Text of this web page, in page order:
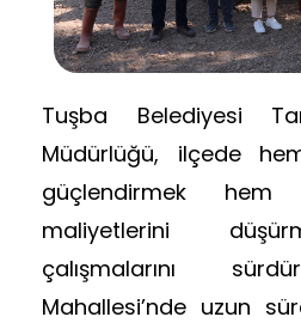
Tuşba Belediyesi
Müdürlüğü, ilçede
güçlendirmek hem
maliyetlerini
çalışmalarını
Mahallesi’nde uzun